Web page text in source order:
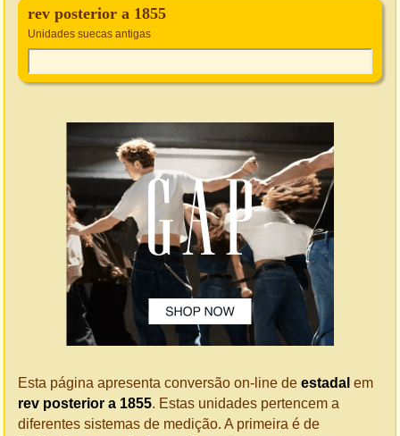
rev posterior a 1855
Unidades suecas antigas
Esta página apresenta conversão on-line de estadal em
rev posterior a 1855. Estas unidades pertencem a
diferentes sistemas de medição. A primeira é de